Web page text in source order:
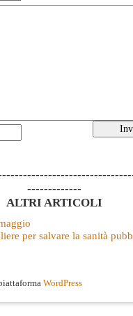
-------------
ALTRI ARTICOLI
per salvare la sanità
WordPress